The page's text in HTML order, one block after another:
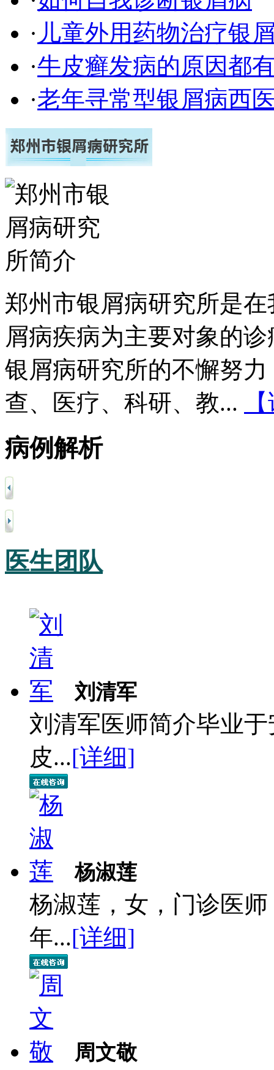
· 儿童外用药物治疗银
·牛皮癣发病的原因都
·老年寻常型银屑病西
郑州市银屑病研究所是
屑病疾病为主要对象的
银屑病研究所的不懈努
查、医疗、科研、教...
病例解析
医生团队
刘清军
刘清军医师简介毕业
皮...[详细]
杨淑莲
杨淑莲，女，门诊医
年...[详细]
周文敬